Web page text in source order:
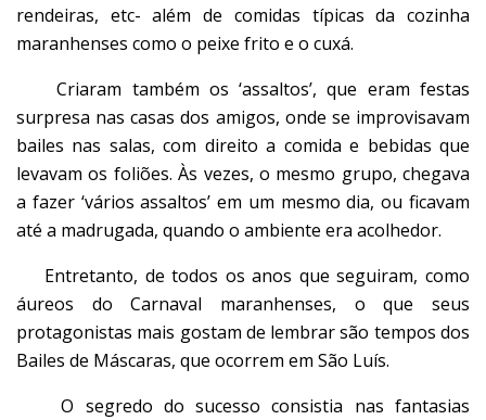
rendeiras, etc- além de comidas típicas da cozinha
maranhenses como o peixe frito e o cuxá.
Criaram também os ‘assaltos’, que eram festas
surpresa nas casas dos amigos, onde se improvisavam
bailes nas salas, com direito a comida e bebidas que
levavam os foliões. Às vezes, o mesmo grupo, chegava
a fazer ‘vários assaltos’ em um mesmo dia, ou ficavam
até a madrugada, quando o ambiente era acolhedor.
Entretanto, de todos os anos que seguiram, como
áureos do Carnaval maranhenses, o que seus
protagonistas mais gostam de lembrar são tempos dos
Bailes de Máscaras, que ocorrem em São Luís.
O segredo do sucesso consistia nas fantasias